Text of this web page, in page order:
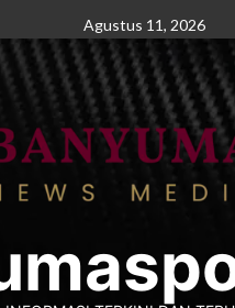
Agustus 11, 2026